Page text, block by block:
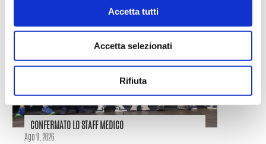
Accetta tutti
Accetta selezionati
Rifiuta
CONFERMATO LO STAFF MEDICO
Ago 9, 2026